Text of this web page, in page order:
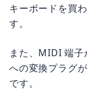
キーボードを買
す。
また、MIDI 端
への変換プラグ
です。